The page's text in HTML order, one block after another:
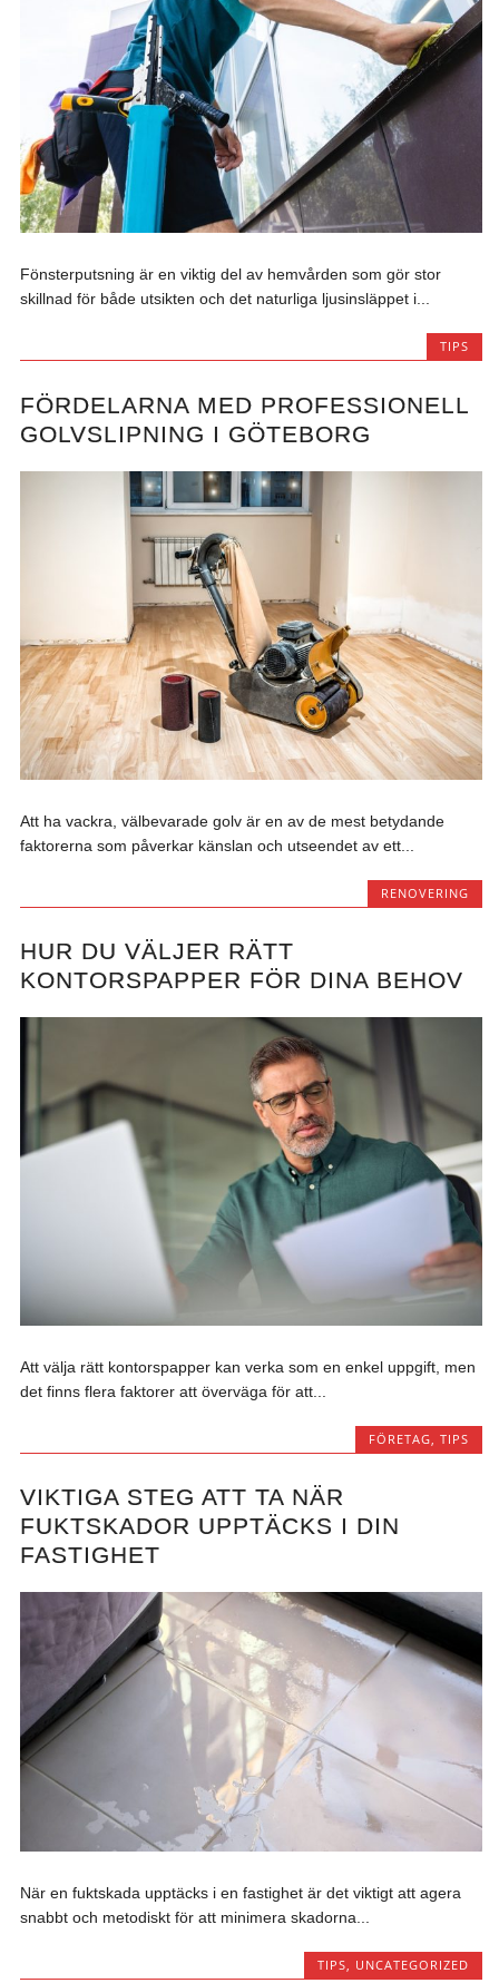
Fönsterputsning är en viktig del av hemvården som gör stor
skillnad för både utsikten och det naturliga ljusinsläppet i...
TIPS
FÖRDELARNA MED PROFESSIONELL
GOLVSLIPNING I GÖTEBORG
Att ha vackra, välbevarade golv är en av de mest betydande
faktorerna som påverkar känslan och utseendet av ett...
RENOVERING
HUR DU VÄLJER RÄTT
KONTORSPAPPER FÖR DINA BEHOV
Att välja rätt kontorspapper kan verka som en enkel uppgift, men
det finns flera faktorer att överväga för att...
FÖRETAG TIPS
VIKTIGA STEG ATT TA NÄR
FUKTSKADOR UPPTÄCKS I DIN
FASTIGHET
När en fuktskada upptäcks i en fastighet är det viktigt att agera
snabbt och metodiskt för att minimera skadorna...
TIPS, UNCATEGORIZED